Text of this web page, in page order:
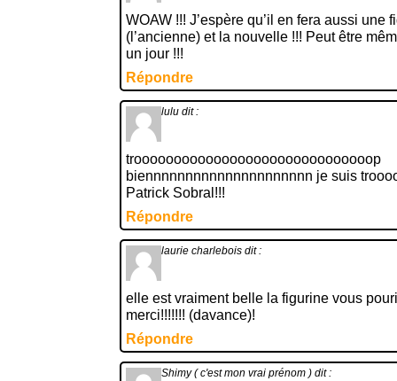
WOAW !!! J’espère qu’il en fera aussi une
(l’ancienne) et la nouvelle !!! Peut être
un jour !!!
Répondre
lulu dit :
troooooooooooooooooooooooooooooop
biennnnnnnnnnnnnnnnnnnnn je suis
Patrick Sobral!!!
Répondre
laurie charlebois dit :
elle est vraiment belle la figurine vous
merci!!!!!!! (davance)!
Répondre
Shimy ( c'est mon vrai prénom ) dit :